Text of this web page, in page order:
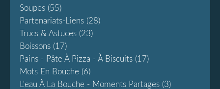
Soupes (55)
Partenariats-Liens (28)
Trucs & Astuces (23)
Boissons (17)
Pains - Pâte À Pizza - À Biscuits (17)
Mots En Bouche (6)
L'eau À La Bouche - Moments Partages (3)